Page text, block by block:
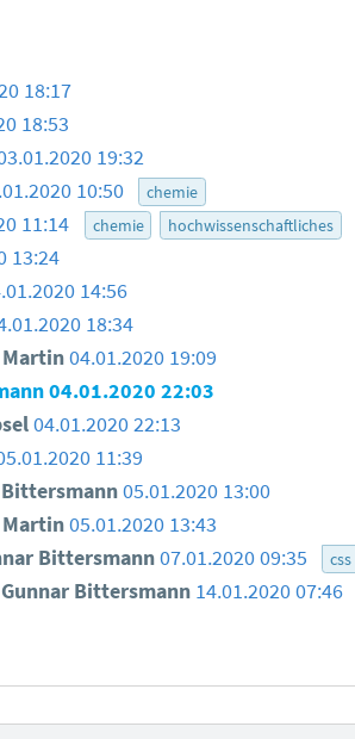
18:17
18:53
19:32
10:50 chemie
11:14 chemie hochwissenschaftliches
13:24
14:56
18:34
Martin04.01.2020 19:09
04.01.2020 22:03
04.01.2020 22:13
11:39
05.01.2020 13:00
Martin05.01.2020 13:43
Bittersmann07.01.2020 09:35 css
Gunnar Bittersmann 14.01.2020 07:46